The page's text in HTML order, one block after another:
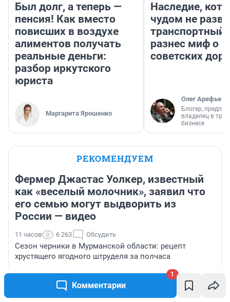
Комментарии
1
Был долг, а теперь —
пенсия! Как вместо
повисших в воздухе
алиментов получать
реальные деньги:
разбор иркутского
юриста
Маргарита Ярошенко
Наследие,
чудом не
транспортный
разнес миф о
советских
Олег Арефьев
Блогер,
владелец в
бизнесе
РЕКОМЕНДУЕМ
Фермер Джастас Уолкер, известный
как «веселый молочник», заявил что
его семью могут выдворить из
России — видео
11 часов 6 263 Обсудить
Сезон черники в Мурманской области: рецепт
хрустящего ягодного штруделя за полчаса
Работает в клинике и играет в театре — что известно
о сестре Вани Дмитриенко, оскандалившейся на